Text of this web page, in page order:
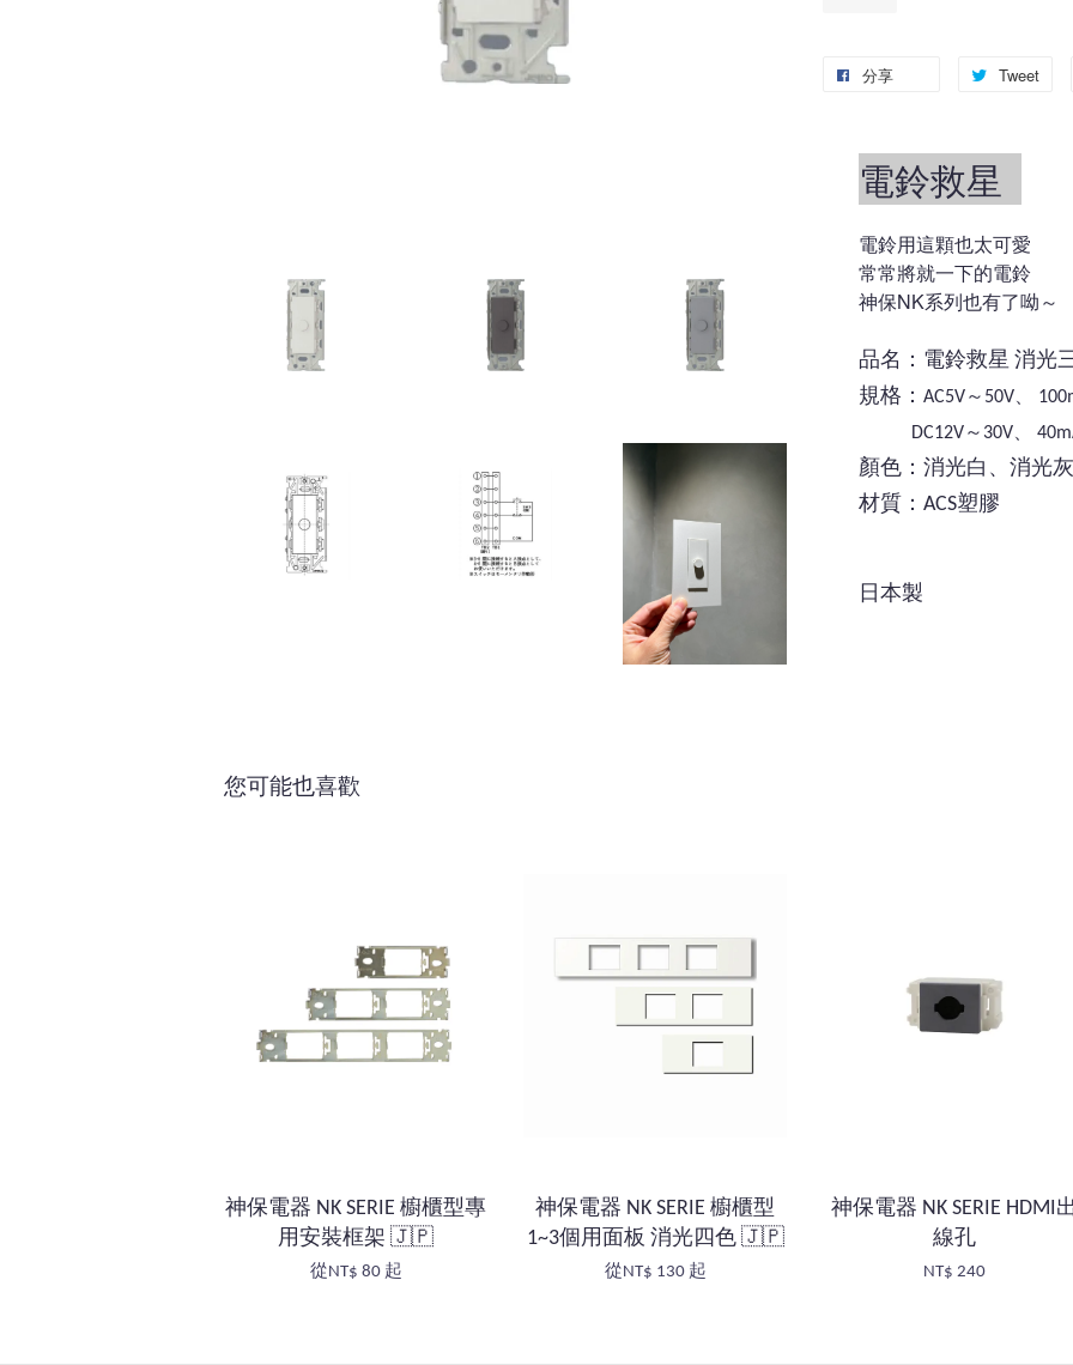
分享 Tweet
電鈴救星
電鈴用這顆也太可愛
常常將就一下的電鈴
神保NK系列也有了呦～
品名：電鈴救星 消光
規格： AC5V～ 50V
DC12V～ 30V
顏色：消光白、消光
材質：ACS塑膠
日本製
您可能也喜歡
神保電器 NK SERIE 櫥櫃型專
用安裝框架 🇯🇵
從NT$ 80 起
神保電器 NK SERIE 櫥櫃型
1~3個用面板 消光四色 🇯🇵
從NT$ 130 起
神保電器 NK SERIE HDMI
線孔
NT$ 240